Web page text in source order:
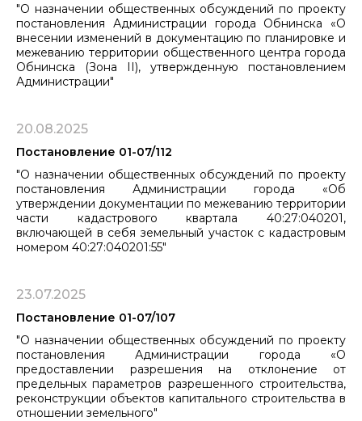
"О назначении общественных обсуждений по проекту
постановления Администрации города Обнинска «О
внесении изменений в документацию по планировке и
межеванию территории общественного центра города
Обнинска (Зона II), утвержденную постановлением
Администрации"
20.08.2025
Постановление 01-07/112
"О назначении общественных обсуждений по проекту
постановления Администрации города «Об
утверждении документации по межеванию территории
части кадастрового квартала 40:27:040201,
включающей в себя земельный участок с кадастровым
номером 40:27:040201:55"
23.07.2025
Постановление 01-07/107
"О назначении общественных обсуждений по проекту
постановления Администрации города «О
предоставлении разрешения на отклонение от
предельных параметров разрешенного строительства,
реконструкции объектов капитального строительства в
отношении земельного"